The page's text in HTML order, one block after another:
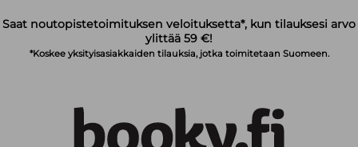
Saat noutopistetoimituksen veloituksetta*, kun tilauksesi arvo
ylittää 59 €!
*Koskee yksityisasiakkaiden tilauksia, jotka toimitetaan Suomeen.